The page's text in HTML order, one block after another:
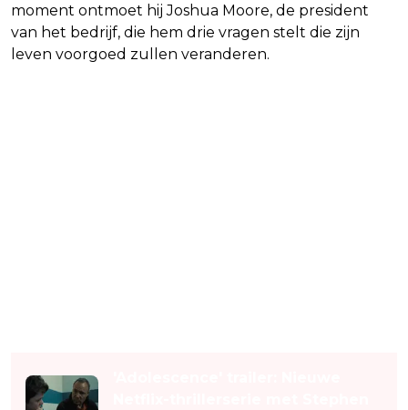
moment ontmoet hij Joshua Moore, de president
van het bedrijf, die hem drie vragen stelt die zijn
leven voorgoed zullen veranderen.